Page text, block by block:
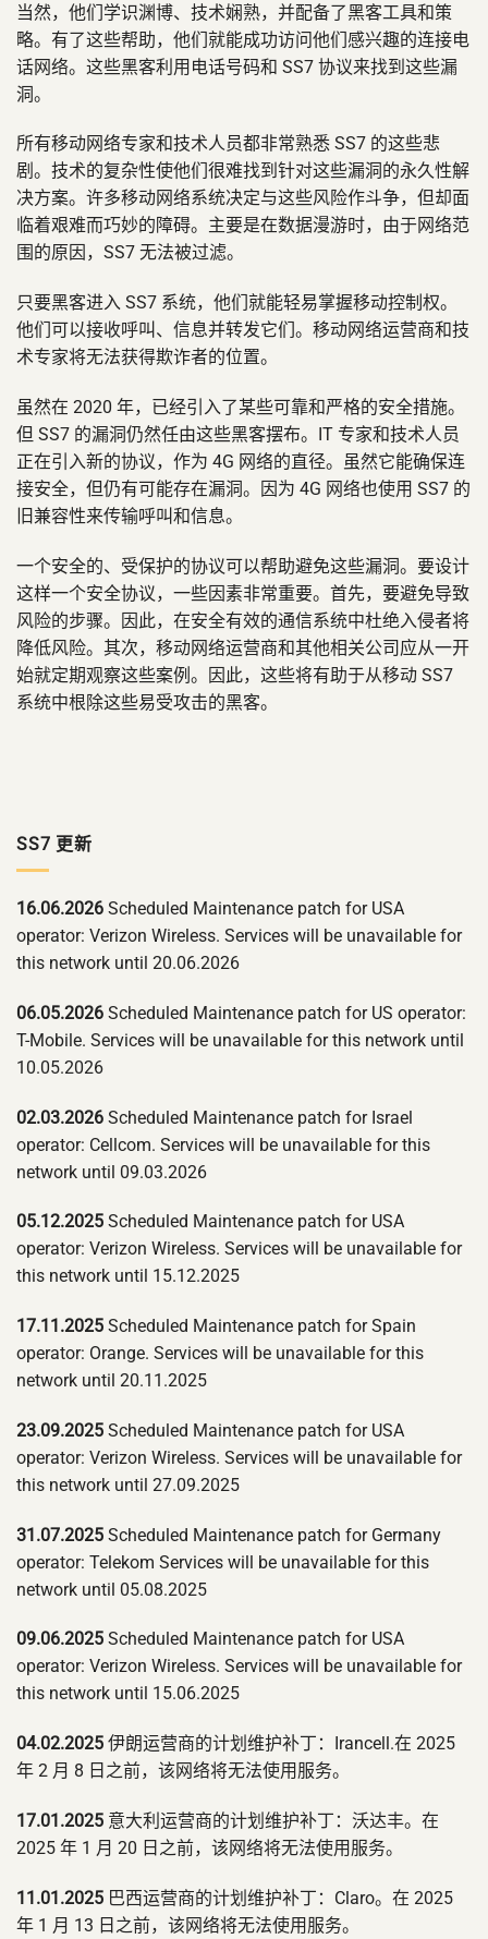
当然，他们学识渊博、技术娴熟，并配备了黑客工具和策
略。有了这些帮助，他们就能成功访问他们感兴趣的连接电
话网络。这些黑客利用电话号码和 SS7 协议来找到这些漏
洞。
所有移动网络专家和技术人员都非常熟悉 SS7 的这些悲
剧。技术的复杂性使他们很难找到针对这些漏洞的永久性解
决方案。许多移动网络系统决定与这些风险作斗争，但却面
临着艰难而巧妙的障碍。主要是在数据漫游时，由于网络范
围的原因，SS7 无法被过滤。
只要黑客进入 SS7 系统，他们就能轻易掌握移动控制权。
他们可以接收呼叫、信息并转发它们。移动网络运营商和技
术专家将无法获得欺诈者的位置。
虽然在 2020 年，已经引入了某些可靠和严格的安全措施。
但 SS7 的漏洞仍然任由这些黑客摆布。IT 专家和技术人员
正在引入新的协议，作为 4G 网络的直径。虽然它能确保连
接安全，但仍有可能存在漏洞。因为 4G 网络也使用 SS7 的
旧兼容性来传输呼叫和信息。
一个安全的、受保护的协议可以帮助避免这些漏洞。要设计
这样一个安全协议，一些因素非常重要。首先，要避免导致
风险的步骤。因此，在安全有效的通信系统中杜绝入侵者将
降低风险。其次，移动网络运营商和其他相关公司应从一开
始就定期观察这些案例。因此，这些将有助于从移动 SS7
系统中根除这些易受攻击的黑客。
SS7 更新
16.06.2026 Scheduled Maintenance patch for USA
operator: Verizon Wireless. Services will be unavailable for
this network until 20.06.2026
06.05.2026 Scheduled Maintenance patch for US operator:
T-Mobile. Services will be unavailable for this network until
10.05.2026
02.03.2026 Scheduled Maintenance patch for Israel
operator: Cellcom. Services will be unavailable for this
network until 09.03.2026
05.12.2025 Scheduled Maintenance patch for USA
operator: Verizon Wireless. Services will be unavailable for
this network until 15.12.2025
17.11.2025 Scheduled Maintenance patch for Spain
operator: Orange. Services will be unavailable for this
network until 20.11.2025
23.09.2025 Scheduled Maintenance patch for USA
operator: Verizon Wireless. Services will be unavailable for
this network until 27.09.2025
31.07.2025 Scheduled Maintenance patch for Germany
operator: Telekom Services will be unavailable for this
network until 05.08.2025
09.06.2025 Scheduled Maintenance patch for USA
operator: Verizon Wireless. Services will be unavailable for
this network until 15.06.2025
04.02.2025 伊朗运营商的计划维护补丁：Irancell.在 2025
年 2 月 8 日之前，该网络将无法使用服务。
17.01.2025 意大利运营商的计划维护补丁：沃达丰。在
2025 年 1 月 20 日之前，该网络将无法使用服务。
11.01.2025 巴西运营商的计划维护补丁：Claro。在 2025
年 1 月 13 日之前，该网络将无法使用服务。